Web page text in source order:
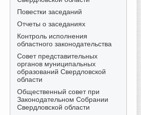
Повестки заседаний
Отчеты о заседаниях
Контроль исполнения
областного законодательства
Совет представительных
органов муниципальных
образований Свердловской
области
Общественный совет при
Законодательном Собрании
Свердловской области